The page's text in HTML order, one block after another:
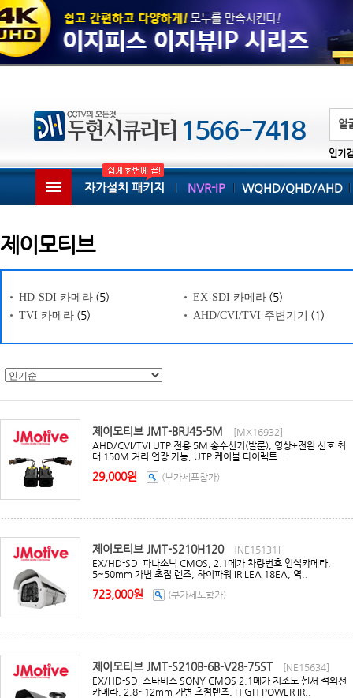
인기
자가설치 패키지 NVR-IP WQHD/QHD/AHD
제이모티브
HD-SDI 카메라 (5) EX-SDI 카메라 (5)
TVI 카메라 (5) AHD/CVI/TVI 주변기기 (1)
제이모티브 JMT-BRJ45-5M
[MX16932]
AHD/CVI/TVI UTP 전용 5M 송수신기(발룬), 영상+전원 신호 최
대 150M 거리 연장 가능, UTP 케이블 다이렉트 ..
29,000원 (부가세포함가)
제이모티브 JMT-S210H120
[NE15131]
EX/HD-SDI 파나소닉 CMOS, 2.1메가 차량번호 인식카메라,
5~50mm 가변 초점 렌즈, 하이파워 IR LEA 18EA, 역..
723,000원 (부가세포함가)
제이모티브 JMT-S210B-6B-V28-75ST
[NE15634]
EX/HD-SDI 스타비스 SONY CMOS 2.1메가 저조도 센서 적외선
카메라, 2.8~12mm 가변 초점렌즈, HIGH POWER IR..